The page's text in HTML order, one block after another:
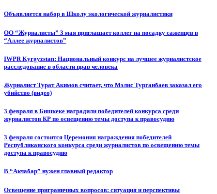
Объявляется набор в Школу экологической журналистики
ОО “Журналисты” 3 мая приглашает коллег на посадку саженцев в
“Аллее журналистов”
IWPR Kyrgyzstan: Национальный конкурс на лучшее журналистское
расследование в области прав человека
Журналист Турат Акимов считает, что Мэлис Турганбаев заказал его
убийство (видео)
3 февраля в Бишкеке наградили победителей конкурса среди
журналистов КР по освещению темы доступа к правосудию
3 февраля состоится Церемония награждения победителей
Республиканского конкурса среди журналистов по освещению темы
доступа к правосудию
В “Акчабар” нужен главный редактор
Освещение приграничных вопросов: ситуация и перспективы